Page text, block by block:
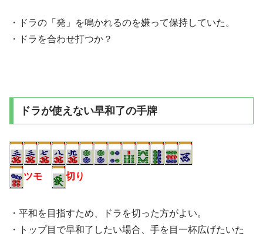
・ドラの「発」を鳴かれるのを嫌って保持していた。
・ドラを合わせ打つか？
ドラが使えない早和了の手牌
ツモ 切り
・平和を目指すため、ドラを切った方がよい。
・トップ目で早和了したい場合、手を目一杯広げたいた